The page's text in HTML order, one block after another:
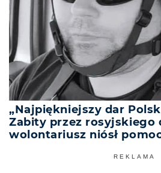
„Najpiękniejszy dar
Zabity przez rosyjskiego
wolontariusz niósł
REKLAMA